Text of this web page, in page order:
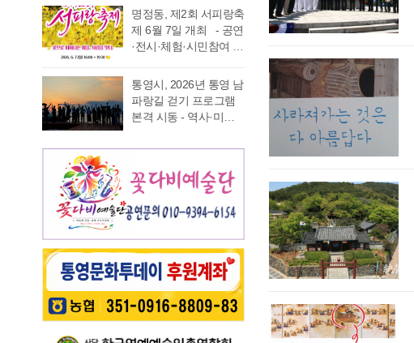
운항이 지속적으로 발
생했으며, 특히 여름철
적발 …
다. 역사와 예술을 만나
고, 그 속에서 통영의 내
일을 그려 보기 위한 작
다. 2026년 7월 17일,
아침 여덟 시. 무전동
열방교회 앞에는 두 대
의 버스가 숨고르기를
를 모집한다. ‘윤이상
동요제’는 통영국제음
악재단이 세계적인 작
악적 유산을 계승하고
자 시작한 사업으로, 어
린이들에게 음악 교육
동요를 보급하기 위해
있다. 윤이상 선생은 현
대음악의 거장으로 널
리 알려져 있지만, 해방
정취가 절정에 이른 6월
20일 통영시 광도면(면
장 노승욱) 광도천 일원
에서는 형형색색의 수
많은 시민과 관광객이
찾은 「광도면 빛길수
국축제」가 성황리에
라 만개한 수국길은 동
심의 세계를 느끼게 하
고 연인은 물론 가족들
과 나들이 나온 이들의
미소함께 발길을 사로
빛, 하늘빛 수국이 어우
러진 산책로는 곳곳이
사진 명소로 변하며 꽃
길을 걷는 이들의 웃음
소리가…
명정동, 제2회 서피랑축
제 6월 7일 개최 - 공연
·전시·체험·시민참여 프
사 마련 명정동주민자
치위원회(위원장 이진
숙)가 주최·주관하는
까지 서피랑공원 일대
에서 개최된다. 이번 축
제는 통영시, 명정동, 명
정동자생단체가 후원하
고 지역 주민과 관광객
이 함께 어울려 서피랑
의 매력을 즐길 수 있는
주민 참여형 축제로 구
성한다는 계획이다. 행
사에서는 길놀이를 시
작으로 충렬초등학교
통영시, 2026년 통영 남
파랑길 걷기 프로그램
본격 시동 - 역사·미식·
영 고유의 차별화된 테
영시는 한려수도의 수
려한 비경과 풍부한 역
사·문화자원을 결합한
해 2026년 통영 남파랑
길 걷기 프로그램을 본
격 운영한다고 밝혔다.
이번 사업은 남파랑길
통영 구간(14~15코스,